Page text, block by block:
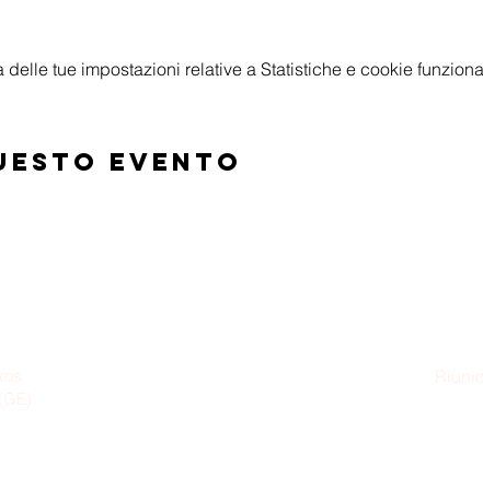
tue impostazioni relative a Statistiche e cookie
evento